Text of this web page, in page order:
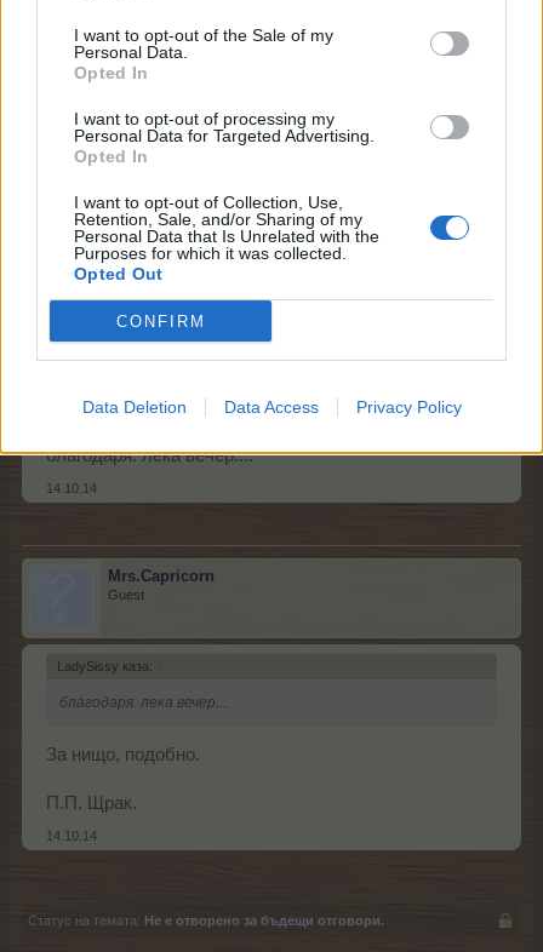
I want to opt-out of the Sale of my
Personal Data.
Opted In
I want to opt-out of processing my
Personal Data for Targeted Advertising.
Opted In
I want to opt-out of Collection, Use,
Retention, Sale, and/or Sharing of my
Personal Data that Is Unrelated with the
Purposes for which it was collected.
Opted Out
CONFIRM
Data Deletion Data Access Privacy Policy
Mrs.Capricorn
Guest
LadySissy каза:↑
ренцо?
Привет, погледни тук - клик.
14.10.14
LadySissy
благодаря. лека вечер....
14.10.14
Mrs.Capricorn
Guest
LadySissy каза: ↑
благодаря. лека вечер....
За нищо, подобно.
П.П. Щрак.
14.10.14
Статус на темата: Не е отворено за бъдещи отговори.